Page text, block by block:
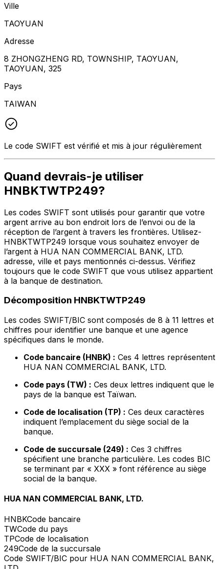
Ville
TAOYUAN
Adresse
8 ZHONGZHENG RD, TOWNSHIP, TAOYUAN,
TAOYUAN, 325
Pays
TAIWAN
Le code SWIFT est vérifié et mis à jour régulièrement
Quand devrais-je utiliser
HNBKTWTP249?
Les codes SWIFT sont utilisés pour garantir que votre
argent arrive au bon endroit lors de l’envoi ou de la
réception de l’argent à travers les frontières. Utilisez-
HNBKTWTP249 lorsque vous souhaitez envoyer de
l’argent à HUA NAN COMMERCIAL BANK, LTD.
adresse, ville et pays mentionnés ci-dessus. Vérifiez
toujours que le code SWIFT que vous utilisez appartient
à la banque de destination.
Décomposition HNBKTWTP249
Les codes SWIFT/BIC sont composés de 8 à 11 lettres et
chiffres pour identifier une banque et une agence
spécifiques dans le monde.
Code bancaire (HNBK) : Ces 4 lettres représentent
HUA NAN COMMERCIAL BANK, LTD.
Code pays (TW) : Ces deux lettres indiquent que le
pays de la banque est Taïwan.
Code de localisation (TP) : Ces deux caractères
indiquent l’emplacement du siège social de la
banque.
Code de succursale (249) : Ces 3 chiffres
spécifient une branche particulière. Les codes BIC
se terminant par « XXX » font référence au siège
social de la banque.
HUA NAN COMMERCIAL BANK, LTD.
HNBKCode bancaire
TWCode du pays
TPCode de localisation
249Code de la succursale
Code SWIFT/BIC pour HUA NAN COMMERCIAL BANK,